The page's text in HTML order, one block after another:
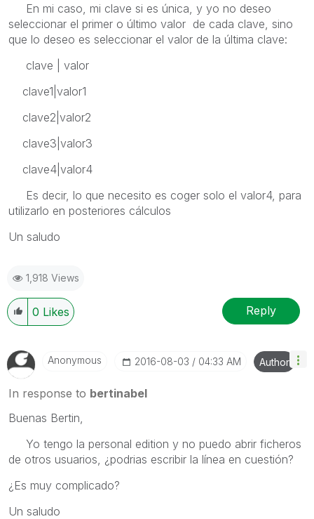
En mi caso, mi clave si es única, y yo no deseo
seleccionar el primer o último valor de cada clave, sino
que lo deseo es seleccionar el valor de la última clave:
clave | valor
clave1|valor1
clave2|valor2
clave3|valor3
clave4|valor4
Es decir, lo que necesito es coger solo el valor4, para
utilizarlo en posteriores cálculos
Un saludo
1,918 Views
0 Likes Reply
Anonymous ‎2016-08-03 04:33 AM Author
In response to bertinabel
Buenas Bertin,
Yo tengo la personal edition y no puedo abrir ficheros
de otros usuarios, ¿podrias escribir la línea en cuestión?
¿Es muy complicado?
Un saludo